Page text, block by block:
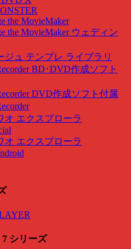
the MovieMaker
the MovieMaker ウェディン
ジュ テンプレ ライブラリ
BD･DVD作成ソフト
DVD作成ソフト付属
オ エクスプローラ
オ エクスプローラ
シリーズ